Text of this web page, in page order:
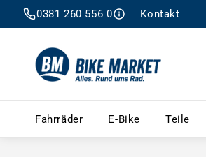
0381 260 556 0 Kontakt
Fahrräder Fahrräder – Menü
E-Bike E-Bike –
Teile